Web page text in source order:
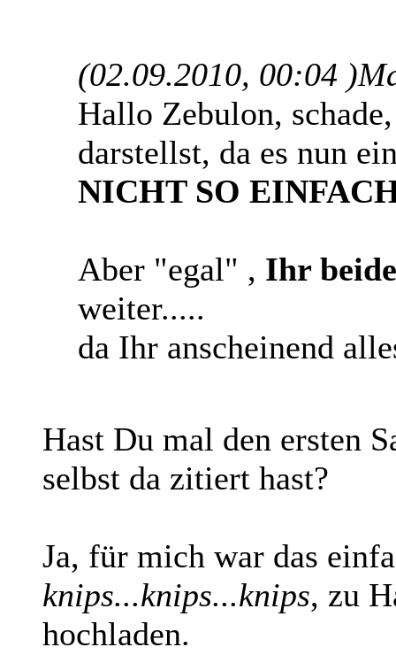
(02.09.2010, 00:04 )
Hallo Zebulon,
darstellst, da es nun
NICHT SO
Aber "egal" , Ihr beide
weiter.....
da Ihr anscheinend
Hast Du mal den ersten
selbst da zitiert hast?
Ja, für mich war das
knips...knips...knips, zu
hochladen.